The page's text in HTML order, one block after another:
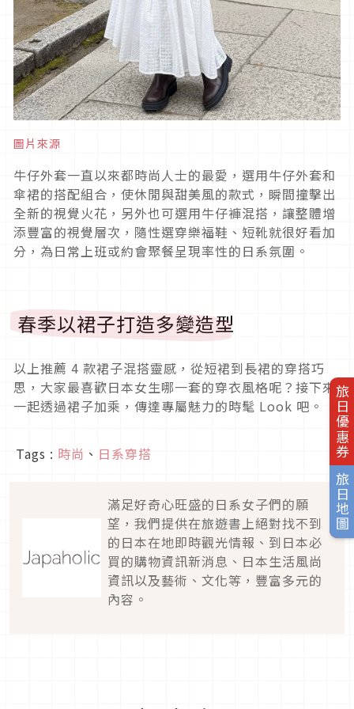
旅日優惠券
旅日地圖
圖片來源
牛仔外套一直以來都時尚人士的最愛，選用牛仔外套和
傘裙的搭配組合，使休閒與甜美風的款式，瞬間撞擊出
全新的視覺火花，另外也可選用牛仔褲混搭，讓整體增
添豐富的視覺層次，隨性選穿樂福鞋、短靴就很好看加
分，為日常上班或約會聚餐呈現率性的日系氛圍。
春季以裙子打造多變造型
以上推薦 4 款裙子混搭靈感，從短裙到長裙的穿搭巧
思，大家最喜歡日本女生哪一套的穿衣風格呢？接下來
一起透過裙子加乘，傳達專屬魅力的時髦 Look 吧。
Tags : 時尚 、 日系穿搭
滿足好奇心旺盛的日系女子們的願
望，我們提供在旅遊書上絕對找不到
的日本在地即時觀光情報、到日本必
買的購物資訊新消息、日本生活風尚
資訊以及藝術、文化等，豐富多元的
內容。